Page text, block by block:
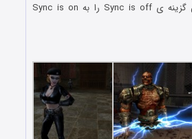
انتخاب کنید و سپس گزینه ی Sync is off را به Sync is on